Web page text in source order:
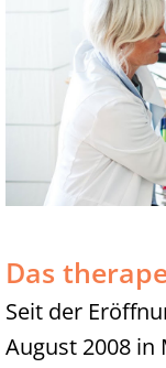
Das
Seit der
August 2008 in